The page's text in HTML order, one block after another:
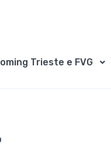
Trieste e FVG